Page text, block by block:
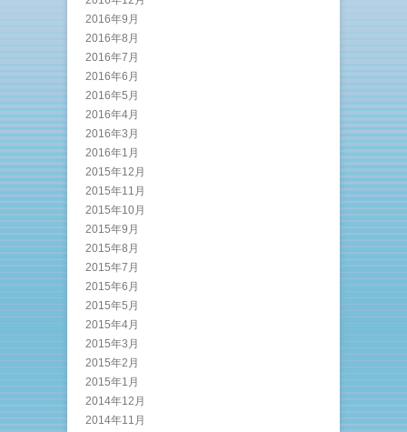
2016年9月
2016年8月
2016年7月
2016年6月
2016年5月
2016年4月
2016年3月
2016年1月
2015年12月
2015年11月
2015年10月
2015年9月
2015年8月
2015年7月
2015年6月
2015年5月
2015年4月
2015年3月
2015年2月
2015年1月
2014年12月
2014年11月